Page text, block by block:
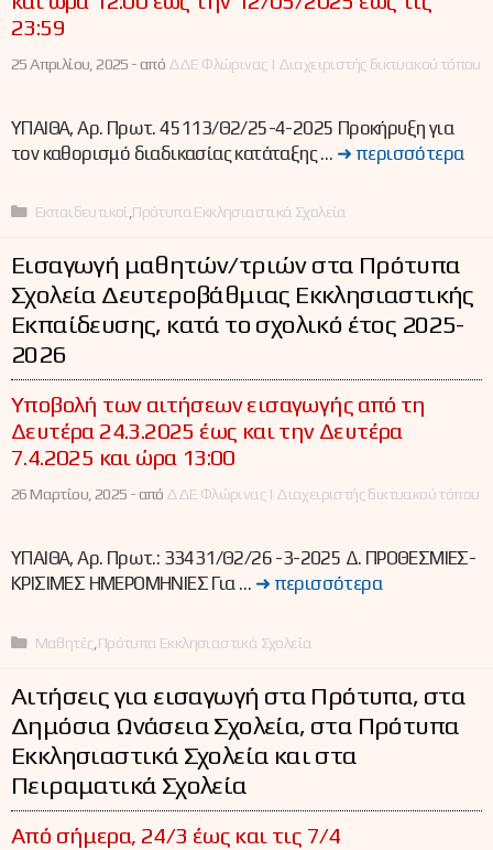
23:59
25 Απριλίου, 2025 -από ΔΔΕ Φλώρινας | Διαχειριστής δικτυακού τόπου
ΥΠΑΙΘΑ, Αρ. Πρωτ. 45113/Θ2/25-4-2025 Προκήρυξη για
τον καθορισμό διαδικασίας κατάταξης … ➜ περισσότερα
Κατηγορίες
Εκπαιδευτικοί,Πρότυπα Εκκλησιαστικά Σχολεία
Εισαγωγή μαθητών/τριών στα Πρότυπα
Σχολεία Δευτεροβάθμιας Εκκλησιαστικής
Εκπαίδευσης, κατά το σχολικό έτος 2025-
2026
Yποβολή των αιτήσεων εισαγωγής από τη
Δευτέρα 24.3.2025 έως και την Δευτέρα
7.4.2025 και ώρα 13:00
26 Μαρτίου, 2025 -από ΔΔΕ Φλώρινας | Διαχειριστής δικτυακού τόπου
ΥΠΑΙΘΑ, Αρ. Πρωτ.: 33431/Θ2/26 -3-2025 Δ. ΠΡΟΘΕΣΜΙΕΣ-
ΚΡΙΣΙΜΕΣ ΗΜΕΡΟΜΗΝΙΕΣ Για … ➜ περισσότερα
Κατηγορίες
Μαθητές Πρότυπα Εκκλησιαστικά Σχολεία
Αιτήσεις για εισαγωγή στα Πρότυπα, στα
Δημόσια Ωνάσεια Σχολεία, στα Πρότυπα
Εκκλησιαστικά Σχολεία και στα
Πειραματικά Σχολεία
Από σήμερα, 24/3 έως και τις 7/4